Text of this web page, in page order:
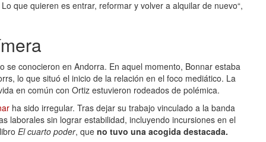
Lo que quieren es entrar, reformar y volver a alquilar de nuevo“,
conocieron en Andorra. En aquel momento, Bonnar estaba
lo que situó el inicio de la relación en el foco mediático. La
en común con Ortiz estuvieron rodeados de polémica.
ha sido irregular. Tras dejar su trabajo vinculado a la banda
laborales sin lograr estabilidad, incluyendo incursiones en el
El cuarto poder, que no tuvo una acogida destacada.